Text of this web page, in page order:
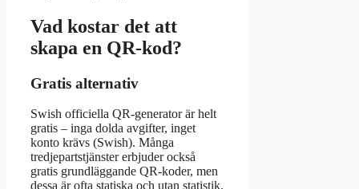
Vad kostar det att
skapa en QR-kod?
Gratis alternativ
Swish officiella QR-generator är helt
gratis – inga dolda avgifter, inget
konto krävs (Swish). Många
tredjepartstjänster erbjuder också
gratis grundläggande QR-koder, men
dessa är ofta statiska och utan statistik.